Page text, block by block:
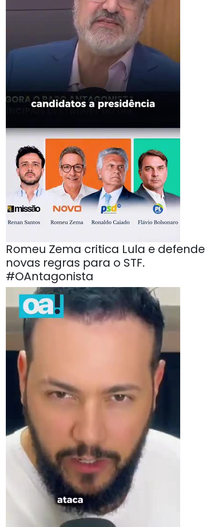
Romeu Zema critica Lula e defende
novas regras para o STF.
#OAntagonista